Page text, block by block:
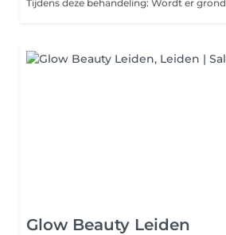
Glow Beauty Leiden